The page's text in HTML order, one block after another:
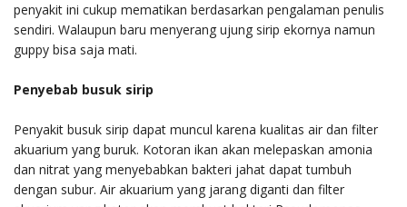
penyakit ini cukup mematikan berdasarkan pengalaman penulis
sendiri. Walaupun baru menyerang ujung sirip ekornya namun
guppy bisa saja mati.
Penyebab busuk sirip
Penyakit busuk sirip dapat muncul karena kualitas air dan filter
akuarium yang buruk. Kotoran ikan akan melepaskan amonia
dan nitrat yang menyebabkan bakteri jahat dapat tumbuh
dengan subur. Air akuarium yang jarang diganti dan filter